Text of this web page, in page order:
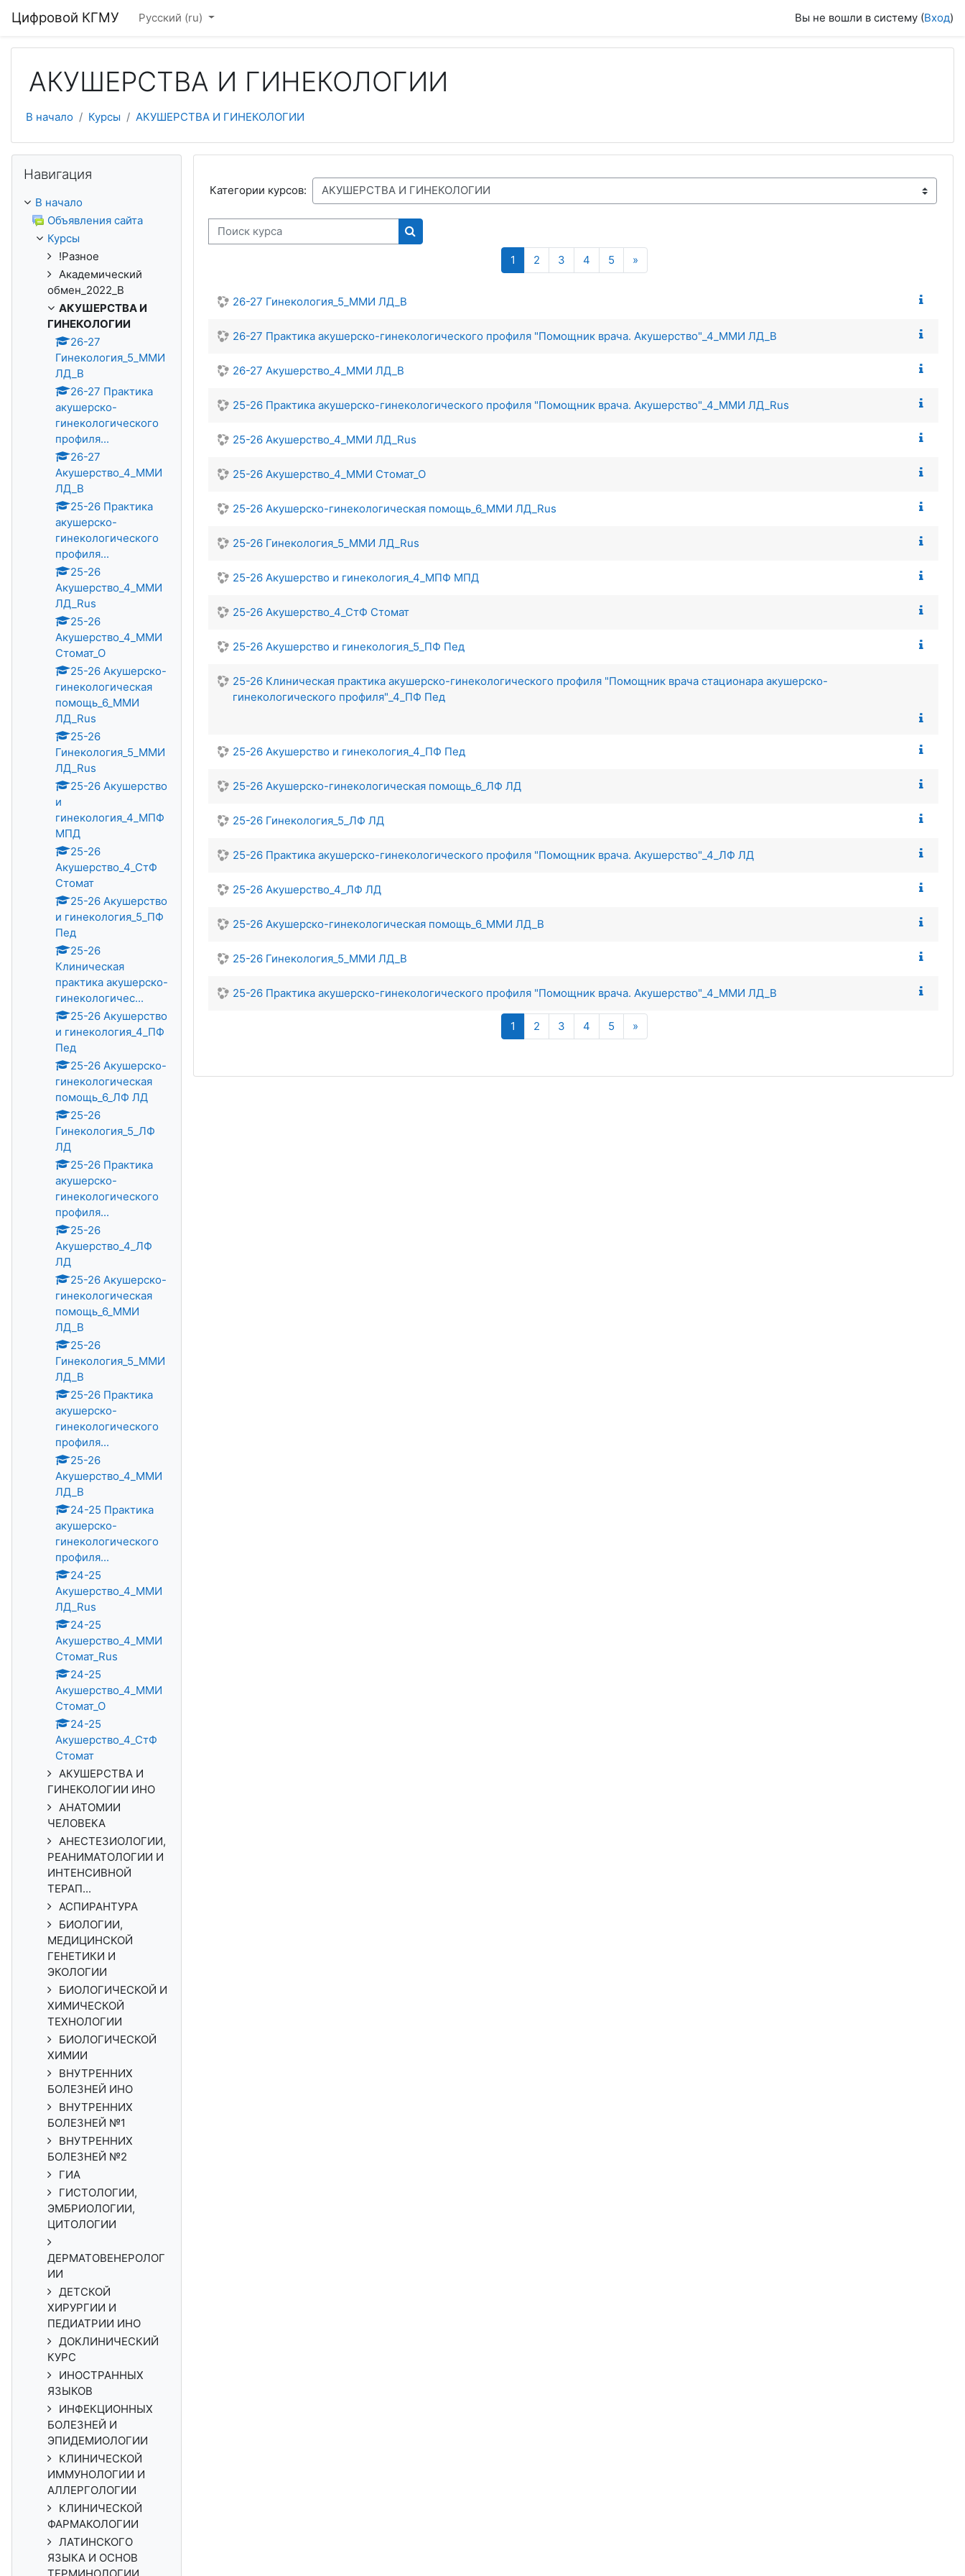
Цифровой КГМУ Русский ‎(ru)‎ Вы не вошли в систему (Вход)
АКУШЕРСТВА И ГИНЕКОЛОГИИ
В начало Курсы АКУШЕРСТВА И ГИНЕКОЛОГИИ
Категории курсов:
Поиск курса
Поиск курса
1 (текущая)
2 3 4 5 »Следующая страница
26-27 Гинекология_5_ММИ ЛД_В
26-27 Практика акушерско-гинекологического профиля "Помощник врача. Акушерство"_4_ММИ ЛД_В
26-27 Акушерство_4_ММИ ЛД_В
25-26 Практика акушерско-гинекологического профиля "Помощник врача. Акушерство"_4_ММИ ЛД_Rus
25-26 Акушерство_4_ММИ ЛД_Rus
25-26 Акушерство_4_ММИ Стомат_О
25-26 Акушерско-гинекологическая помощь_6_ММИ ЛД_Rus
25-26 Гинекология_5_ММИ ЛД_Rus
25-26 Акушерство и гинекология_4_МПФ МПД
25-26 Акушерство_4_СтФ Стомат
25-26 Акушерство и гинекология_5_ПФ Пед
25-26 Клиническая практика акушерско-гинекологического профиля "Помощник врача стационара акушерско-
гинекологического профиля"_4_ПФ Пед
25-26 Акушерство и гинекология_4_ПФ Пед
25-26 Акушерско-гинекологическая помощь_6_ЛФ ЛД
25-26 Гинекология_5_ЛФ ЛД
25-26 Практика акушерско-гинекологического профиля "Помощник врача. Акушерство"_4_ЛФ ЛД
25-26 Акушерство_4_ЛФ ЛД
25-26 Акушерско-гинекологическая помощь_6_ММИ ЛД_В
25-26 Гинекология_5_ММИ ЛД_В
25-26 Практика акушерско-гинекологического профиля "Помощник врача. Акушерство"_4_ММИ ЛД_В
1 (текущая)
2 3 4 5 »Следующая страница
Навигация
В начало
Объявления сайта
Курсы
!Разное
Академический
обмен_2022_В
АКУШЕРСТВА И
ГИНЕКОЛОГИИ
26-27
Гинекология_5_ММИ
ЛД_В
26-27 Практика
акушерско-
гинекологического
профиля...
26-27
Акушерство_4_ММИ
ЛД_В
25-26 Практика
акушерско-
гинекологического
профиля...
25-26
Акушерство_4_ММИ
ЛД_Rus
25-26
Акушерство_4_ММИ
Стомат_О
25-26 Акушерско-
гинекологическая
помощь_6_ММИ
ЛД_Rus
25-26
Гинекология_5_ММИ
ЛД_Rus
25-26 Акушерство
и
гинекология_4_МПФ
МПД
25-26
Акушерство_4_СтФ
Стомат
25-26 Акушерство
и гинекология_5_ПФ
Пед
25-26
Клиническая
практика акушерско-
гинекологичес...
25-26 Акушерство
и гинекология_4_ПФ
Пед
25-26 Акушерско-
гинекологическая
помощь_6_ЛФ ЛД
25-26
Гинекология_5_ЛФ
ЛД
25-26 Практика
акушерско-
гинекологического
профиля...
25-26
Акушерство_4_ЛФ
ЛД
25-26 Акушерско-
гинекологическая
помощь_6_ММИ
ЛД_В
25-26
Гинекология_5_ММИ
ЛД_В
25-26 Практика
акушерско-
гинекологического
профиля...
25-26
Акушерство_4_ММИ
ЛД_В
24-25 Практика
акушерско-
гинекологического
профиля...
24-25
Акушерство_4_ММИ
ЛД_Rus
24-25
Акушерство_4_ММИ
Стомат_Rus
24-25
Акушерство_4_ММИ
Стомат_О
24-25
Акушерство_4_СтФ
Стомат
АКУШЕРСТВА И
ГИНЕКОЛОГИИ ИНО
АНАТОМИИ
ЧЕЛОВЕКА
АНЕСТЕЗИОЛОГИИ,
РЕАНИМАТОЛОГИИ И
ИНТЕНСИВНОЙ
ТЕРАП...
АСПИРАНТУРА
БИОЛОГИИ,
МЕДИЦИНСКОЙ
ГЕНЕТИКИ И
ЭКОЛОГИИ
БИОЛОГИЧЕСКОЙ И
ХИМИЧЕСКОЙ
ТЕХНОЛОГИИ
БИОЛОГИЧЕСКОЙ
ХИМИИ
ВНУТРЕННИХ
БОЛЕЗНЕЙ ИНО
ВНУТРЕННИХ
БОЛЕЗНЕЙ №1
ВНУТРЕННИХ
БОЛЕЗНЕЙ №2
ГИА
ГИСТОЛОГИИ,
ЭМБРИОЛОГИИ,
ЦИТОЛОГИИ
ДЕРМАТОВЕНЕРОЛОГ
ИИ
ДЕТСКОЙ
ХИРУРГИИ И
ПЕДИАТРИИ ИНО
ДОКЛИНИЧЕСКИЙ
КУРС
ИНОСТРАННЫХ
ЯЗЫКОВ
ИНФЕКЦИОННЫХ
БОЛЕЗНЕЙ И
ЭПИДЕМИОЛОГИИ
КЛИНИЧЕСКОЙ
ИММУНОЛОГИИ И
АЛЛЕРГОЛОГИИ
КЛИНИЧЕСКОЙ
ФАРМАКОЛОГИИ
ЛАТИНСКОГО
ЯЗЫКА И ОСНОВ